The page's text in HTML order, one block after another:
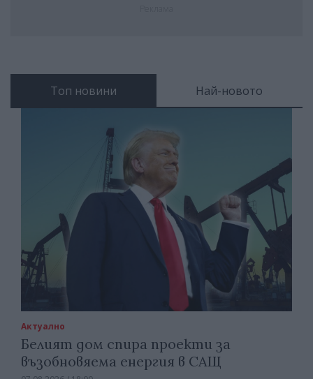
Топ новини Най-новото
Актуално
Белият дом спира проекти за
възобновяема енергия в САЩ